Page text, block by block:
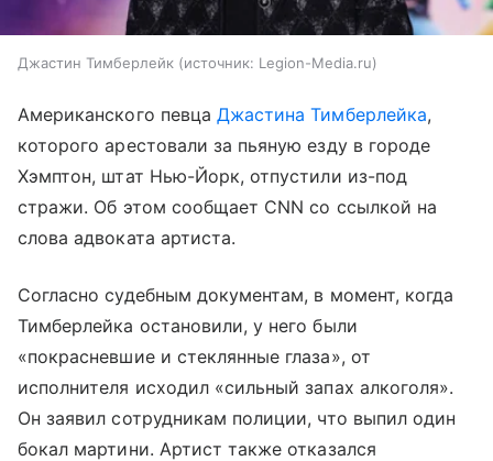
Джастин Тимберлейк источник: Legion-Media.ru
Американского певца Джастина Тимберлейка,
которого арестовали за пьяную езду в городе
Хэмптон, штат Нью-Йорк, отпустили из-под
стражи. Об этом сообщает CNN со ссылкой на
слова адвоката артиста.
Согласно судебным документам, в момент, когда
Тимберлейка остановили, у него были
«покрасневшие и стеклянные глаза», от
исполнителя исходил «сильный запах алкоголя».
Он заявил сотрудникам полиции, что выпил один
бокал мартини. Артист также отказался